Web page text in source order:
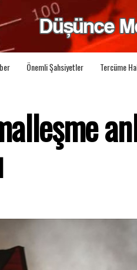
Önemli Şahsiyetler Tercüme